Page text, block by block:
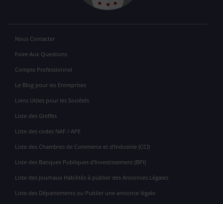
Nous Contacter
Foire Aux Questions
Compte Professionnel
Le Blog pour les Entreprises
Liens Utiles pour les Sociétés
Liste des Greffes
Liste des codes NAF / APE
Liste des Chambres de Commerce et d'Industrie (CCI)
Liste des Banques Publiques d'Investissement (BPI)
Liste des Journaux Habilités à publier des Annonces Légales
Liste des Départements ou Publier une annonce légale